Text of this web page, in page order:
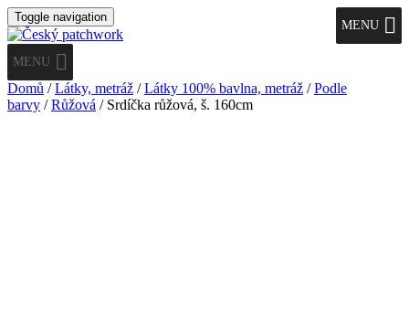
Toggle navigation
MENU
MENU
Domů /Látky, metráž /Látky 100% bavlna, metráž /Podle
barvy /Růžová / Srdíčka růžová, š. 160cm